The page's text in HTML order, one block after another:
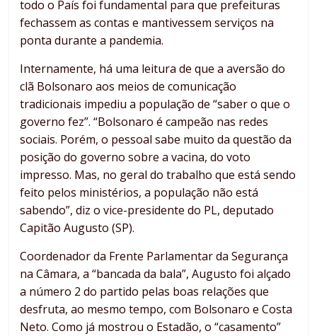
todo o País foi fundamental para que prefeituras
fechassem as contas e mantivessem serviços na
ponta durante a pandemia.
Internamente, há uma leitura de que a aversão do
clã Bolsonaro aos meios de comunicação
tradicionais impediu a população de “saber o que o
governo fez”. “Bolsonaro é campeão nas redes
sociais. Porém, o pessoal sabe muito da questão da
posição do governo sobre a vacina, do voto
impresso. Mas, no geral do trabalho que está sendo
feito pelos ministérios, a população não está
sabendo”, diz o vice-presidente do PL, deputado
Capitão Augusto (SP).
Coordenador da Frente Parlamentar da Segurança
na Câmara, a “bancada da bala”, Augusto foi alçado
a número 2 do partido pelas boas relações que
desfruta, ao mesmo tempo, com Bolsonaro e Costa
Neto. Como já mostrou o Estadão, o “casamento”